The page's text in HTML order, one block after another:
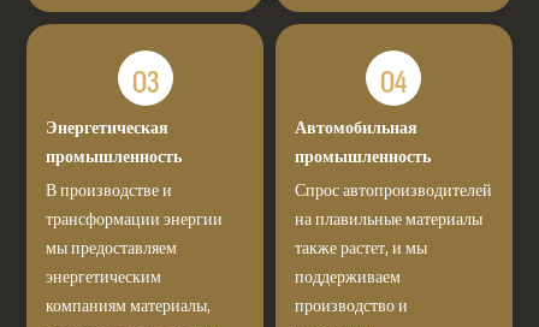
03
Энергетическая
промышленность
В производстве и
трансформации энергии
мы предоставляем
энергетическим
компаниям материалы,
04
Автомобильная
промышленность
Спрос автопроизводителей
на плавильные материалы
также растет, и мы
поддерживаем
производство и